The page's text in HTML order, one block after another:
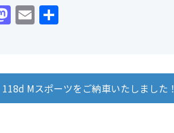
Mastodon
Email
Mスポーツをご納車いたしました！